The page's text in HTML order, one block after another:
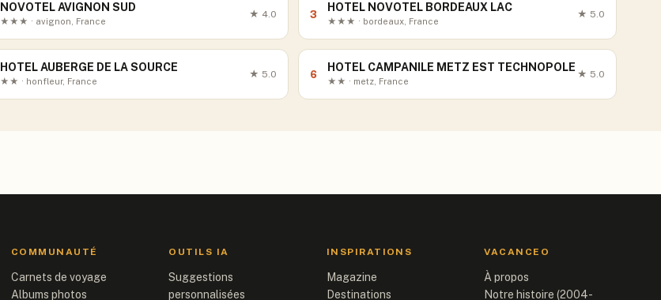
NOVOTEL AVIGNON SUD
★★★ · avignon, France
★ 4.0 3
HOTEL NOVOTEL BORDEAUX LAC
★★★ · bordeaux, France
★ 5.0
HOTEL AUBERGE DE LA SOURCE
★★ · honfleur, France
★ 5.0 6
HOTEL CAMPANILE METZ EST TECHNOPOLE
★★ · metz, France
★ 5.0
COMMUNAUTÉ
Carnets de voyage
Albums photos
OUTILS IA
Suggestions
personnalisées
INSPIRATIONS
Magazine
Destinations
VACANCEO
À propos
Notre histoire (2004-